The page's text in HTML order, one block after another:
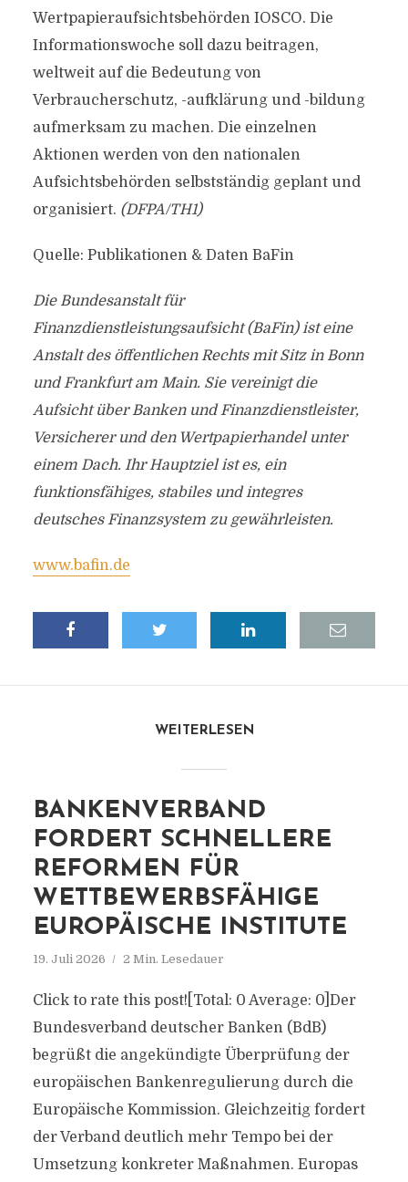
Wertpapieraufsichtsbehörden IOSCO. Die
Informationswoche soll dazu beitragen,
weltweit auf die Bedeutung von
Verbraucherschutz, -aufklärung und -bildung
aufmerksam zu machen. Die einzelnen
Aktionen werden von den nationalen
Aufsichtsbehörden selbstständig geplant und
organisiert. (DFPA/TH1)
Quelle: Publikationen & Daten BaFin
Die Bundesanstalt für
Finanzdienstleistungsaufsicht (BaFin) ist eine
Anstalt des öffentlichen Rechts mit Sitz in Bonn
und Frankfurt am Main. Sie vereinigt die
Aufsicht über Banken und Finanzdienstleister,
Versicherer und den Wertpapierhandel unter
einem Dach. Ihr Hauptziel ist es, ein
funktionsfähiges, stabiles und integres
deutsches Finanzsystem zu gewährleisten.
www.bafin.de
WEITERLESEN
BANKENVERBAND
FORDERT SCHNELLERE
REFORMEN FÜR
WETTBEWERBSFÄHIGE
EUROPÄISCHE INSTITUTE
19. Juli 2026 2 Min. Lesedauer
Click to rate this post![Total: 0 Average: 0]Der
Bundesverband deutscher Banken (BdB)
begrüßt die angekündigte Überprüfung der
europäischen Bankenregulierung durch die
Europäische Kommission. Gleichzeitig fordert
der Verband deutlich mehr Tempo bei der
Umsetzung konkreter Maßnahmen. Europas